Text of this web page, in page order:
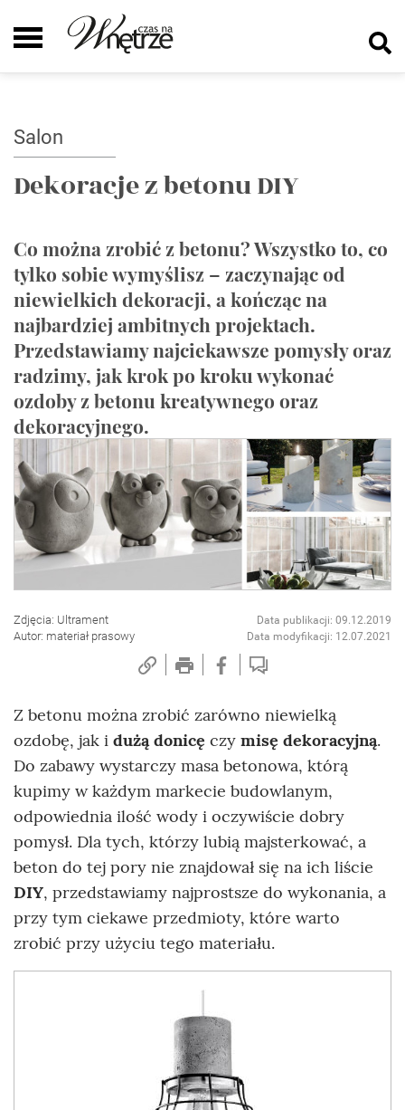
Salon
Dekoracje z betonu DIY
Co można zrobić z betonu? Wszystko to, co
tylko sobie wymyślisz – zaczynając od
niewielkich dekoracji, a kończąc na
najbardziej ambitnych projektach.
Przedstawiamy najciekawsze pomysły oraz
radzimy, jak krok po kroku wykonać
ozdoby z betonu kreatywnego oraz
dekoracyjnego.
Zdjęcia: Ultrament
Autor: materiał prasowy
Data publikacji: 09.12.2019
Data modyfikacji: 12.07.2021
Z betonu można zrobić zarówno niewielką
ozdobę, jak i dużą donicę czy misę dekoracyjną.
Do zabawy wystarczy masa betonowa, którą
kupimy w każdym markecie budowlanym,
odpowiednia ilość wody i oczywiście dobry
pomysł. Dla tych, którzy lubią majsterkować, a
beton do tej pory nie znajdował się na ich liście
DIY, przedstawiamy najprostsze do wykonania, a
przy tym ciekawe przedmioty, które warto
zrobić przy użyciu tego materiału.